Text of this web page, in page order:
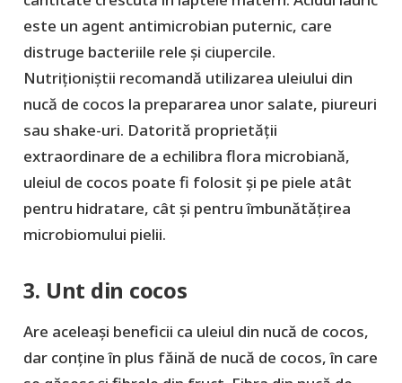
este un agent antimicrobian puternic, care
distruge bacteriile rele și ciupercile.
Nutriționiștii recomandă utilizarea uleiului din
nucă de cocos la prepararea unor salate, piureuri
sau shake-uri. Datorită proprietății
extraordinare de a echilibra flora microbiană,
uleiul de cocos poate fi folosit și pe piele atât
pentru hidratare, cât și pentru îmbunătățirea
microbiomului pielii.
3. Unt din cocos
Are aceleași beneficii ca uleiul din nucă de cocos,
dar conține în plus făină de nucă de cocos, în care